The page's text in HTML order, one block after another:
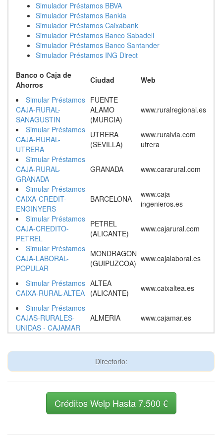
Simulador Préstamos BBVA
Simulador Préstamos Bankia
Simulador Préstamos Caixabank
Simulador Préstamos Banco Sabadell
Simulador Préstamos Banco Santander
Simulador Préstamos ING Direct
Banco o Caja de
Ahorros
Ciudad
Web
Simular Préstamos
CAJA-RURAL-
SANAGUSTIN
FUENTE
ALAMO
(MURCIA)
www.ruralregional.es
Simular Préstamos
CAJA-RURAL-
UTRERA
UTRERA
(SEVILLA)
www.ruralvia.com
utrera
Simular Préstamos
CAJA-RURAL-
GRANADA
GRANADA
www.cararural.com
Simular Préstamos
CAIXA-CREDIT-
ENGINYERS
BARCELONA
www.caja-
ingenieros.es
Simular Préstamos
CAJA-CREDITO-
PETREL
PETREL
(ALICANTE)
www.cajarural.com
Simular Préstamos
CAJA-LABORAL-
POPULAR
MONDRAGON
(GUIPUZCOA) www.cajalaboral.es
Simular Préstamos
CAIXA-RURAL-ALTEA
ALTEA
(ALICANTE)
www.caixaltea.es
Simular Préstamos
CAJAS-RURALES-
UNIDAS - CAJAMAR
ALMERIA www.cajamar.es
Directorio:
Créditos Welp Hasta 7.500 €